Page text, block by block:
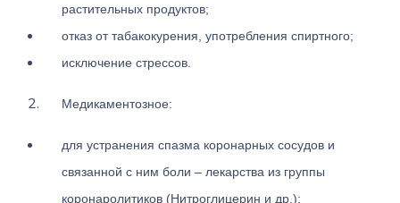
растительных продуктов;
отказ от табакокурения, употребления спиртного;
исключение стрессов.
Медикаментозное:
для устранения спазма коронарных сосудов и
связанной с ним боли – лекарства из группы
коронаролитиков (Нитроглицерин и др.);